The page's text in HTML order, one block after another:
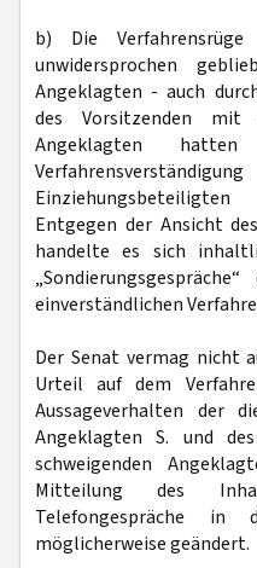
b) Die
unwidersprochen
Angeklagten - auch
des Vorsitzenden mit
Angeklagten
Entgegen der Ansicht
handelte es sich
einverständlichen
Der Senat vermag nicht
Urteil auf dem
Aussageverhalten der
Angeklagten S. und
schweigenden
Mitteilung des
Telefongespräche in
möglicherweise geändert.